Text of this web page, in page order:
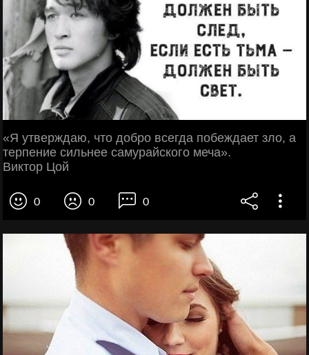
«Я утверждаю, что добро всегда побеждает зло, а
терпение сильнее самурайского меча».
Виктор Цой
0 0 0